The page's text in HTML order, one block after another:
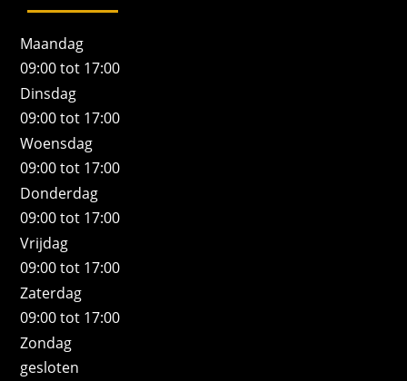
Maandag
09:00 tot 17:00
Dinsdag
09:00 tot 17:00
Woensdag
09:00 tot 17:00
Donderdag
09:00 tot 17:00
Vrijdag
09:00 tot 17:00
Zaterdag
09:00 tot 17:00
Zondag
gesloten